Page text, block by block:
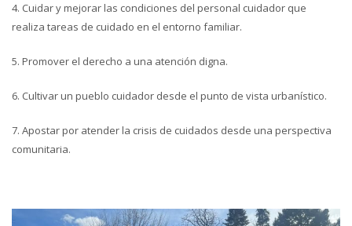
4. Cuidar y mejorar las condiciones del personal cuidador que
realiza tareas de cuidado en el entorno familiar.
5. Promover el derecho a una atención digna.
6. Cultivar un pueblo cuidador desde el punto de vista urbanístico.
7. Apostar por atender la crisis de cuidados desde una perspectiva
comunitaria.